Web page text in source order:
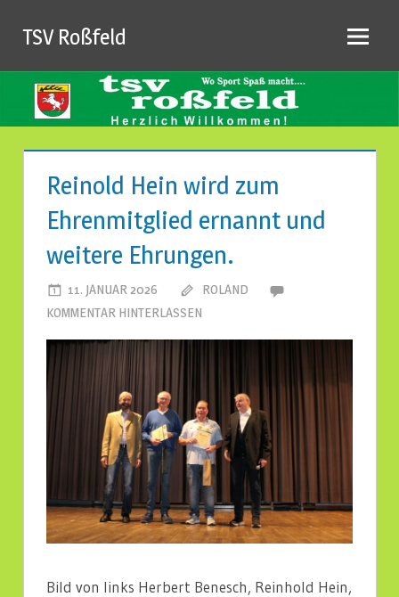
Inhalt
TSV Roßfeld
Reinold Hein wird zum
Ehrenmitglied ernannt und
weitere Ehrungen.
11. JANUAR 2026
ROLAND
KOMMENTAR HINTERLASSEN
Bild von links Herbert Benesch, Reinhold Hein,